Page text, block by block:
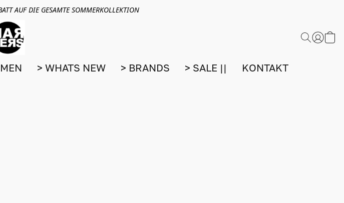
AUF DIE GESAMTE SOMMERKOLLEKTION
> WHATS NEW > BRANDS > SALE || KONTAKT